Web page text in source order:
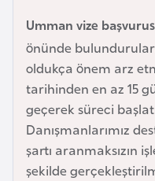
Umman vize
önünde
oldukça önem arz
tarihinden en az 15
geçerek süreci
Danışmanlarımız
şartı aranmaksızın
şekilde
B
l
a
r
u
s